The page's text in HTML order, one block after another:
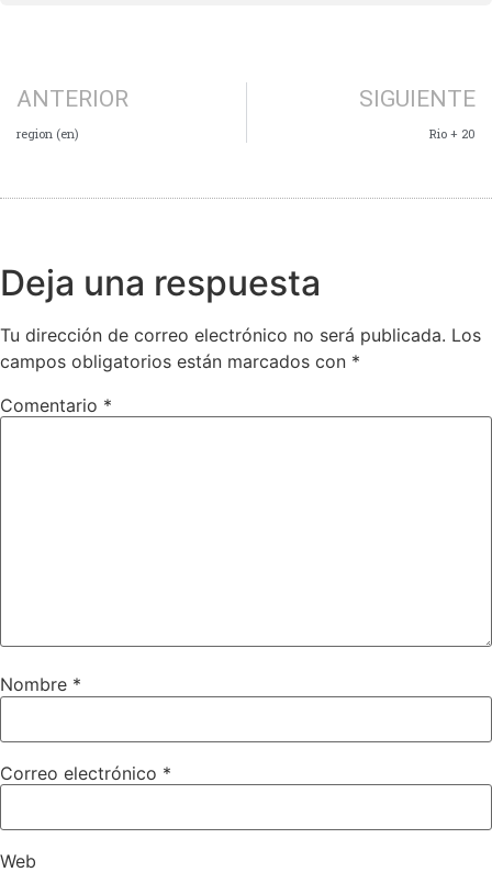
ANTERIOR
region (en)
SIGUIENTE
Rio + 20
Deja una respuesta
Tu dirección de correo electrónico no será publicada. Los
campos obligatorios están marcados con *
Comentario *
Nombre *
Correo electrónico *
Web